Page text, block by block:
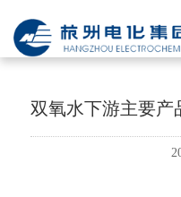
双氧水下游主要产